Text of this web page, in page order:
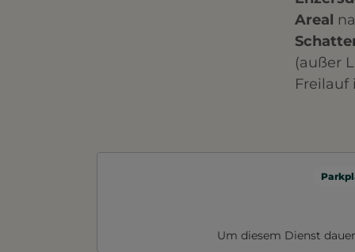
Areal
(außer
Freilauf
Um diesem Dienst